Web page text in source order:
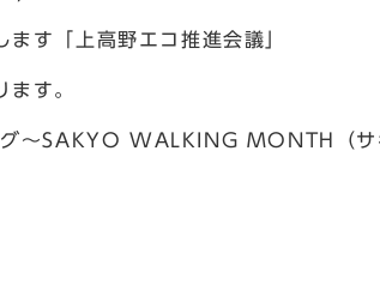
す「上高野エコ推進会議」
す。
グ～SAKYO WALKING MONTH（